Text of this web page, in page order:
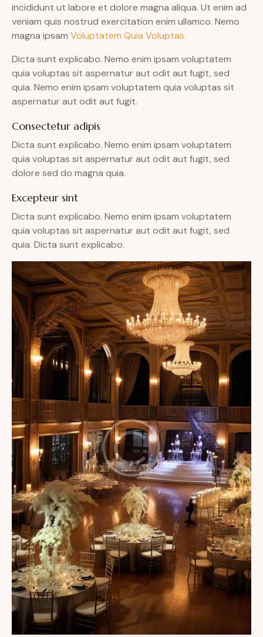
incididunt ut labore et dolore magna aliqua. Ut enim ad
veniam quis nostrud exercitation enim ullamco. Nemo
magna ipsam Voluptatem Quia Voluptas.
Dicta sunt explicabo. Nemo enim ipsam voluptatem
quia voluptas sit aspernatur aut odit aut fugit, sed
quia. Nemo enim ipsam voluptatem quia voluptas sit
aspernatur aut odit aut fugit.
Consectetur adipis
Dicta sunt explicabo. Nemo enim ipsam voluptatem
quia voluptas sit aspernatur aut odit aut fugit, sed
dolore sed do magna quia.
Excepteur sint
Dicta sunt explicabo. Nemo enim ipsam voluptatem
quia voluptas sit aspernatur aut odit aut fugit, sed
quia. Dicta sunt explicabo.